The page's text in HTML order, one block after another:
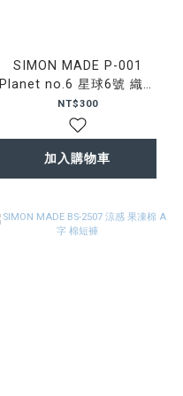
SIMON MADE P-001
Planet no.6 星球6號 織品
香氛
NT$300
加入購物車